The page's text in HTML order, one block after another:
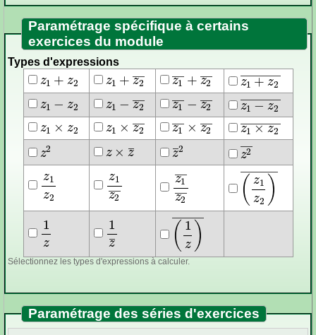
Paramétrage spécifique à certains
exercices du module
Types d'expressions
z1+z2 z1+z2¯ z1¯+z2¯ z1+z2¯
z1−z2 z1−z2¯ z1¯−z2¯ z1−z2¯
z1×z2 z1×z2¯ z1¯×z2¯ z1×z2¯
z2 ¯ z¯ z2
z1z z1z z1¯ (z 1z2 )¯
1z 1z (1 z) ¯
Sélectionnez les types d'expressions à calculer.
Paramétrage des séries d'exercices